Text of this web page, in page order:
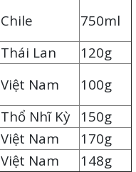
Chile
750ml
Thái Lan
120g
Việt Nam
100g
Thổ Nhĩ Kỳ
150g
Việt Nam
170g
Việt Nam 148g